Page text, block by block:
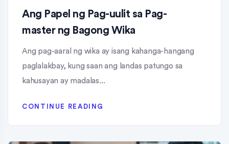
Ang Papel ng Pag-uulit sa Pag-
master ng Bagong Wika
Ang pag-aaral ng wika ay isang kahanga-hangang
paglalakbay, kung saan ang landas patungo sa
kahusayan ay madalas...
CONTINUE READING